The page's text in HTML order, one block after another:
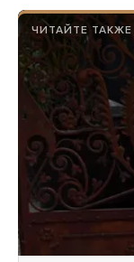
ЧИТАЙТЕ ТАКЖЕ